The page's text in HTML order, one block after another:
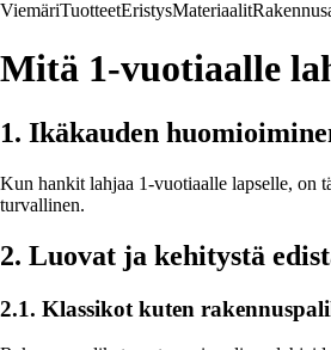
ViemäriTuotteetEristysMateriaalit
Mitä 1-vuotiaalle
1. Ikäkauden
Kun hankit lahjaa 1-vuotiaalle lapselle, on
turvallinen.
2. Luovat ja kehitystä
2.1. Klassikot kuten